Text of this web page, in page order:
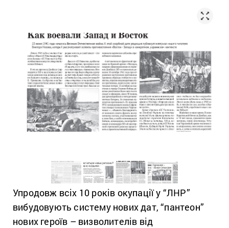
Упродовж всіх 10 років окупації у “ЛНР”
вибудовують систему нових дат, “пантеон”
нових героїв – визволителів від